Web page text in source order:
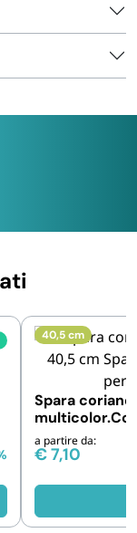
40,5 cm
Spara
48 pz
a partire da:
€7,10